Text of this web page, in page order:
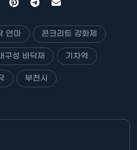
연마 콘크리트 강화제
구성 바닥재 기차역
부천시